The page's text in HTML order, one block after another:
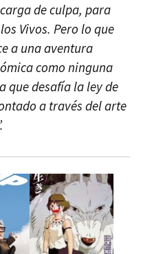
de culpa, para
Vivos. Pero lo que
a una aventura
como ninguna
que desafía la ley de
a través del arte